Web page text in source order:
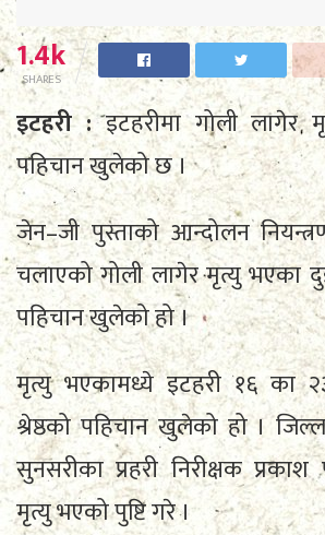
1.4k
SHARES
इटहरी :इटहरीमा गोली
पहिचान खुलेको छ ।
जेन–जी पुस्ताको आन्दोलन
चलाएको गोली लागेर मृत्यु भएका
पहिचान खुलेको हो ।
मृत्यु भएकामध्ये इटहरी १६ का
श्रेष्ठको पहिचान खुलेको हो ।
सुनसरीका प्रहरी निरीक्षक प्रकाश
मृत्यु भएको पुष्टि गरे ।